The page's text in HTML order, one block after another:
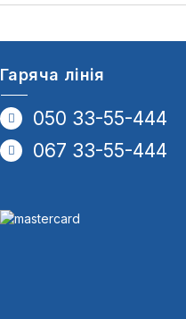
Гаряча лінія
050 33-55-444
067 33-55-444